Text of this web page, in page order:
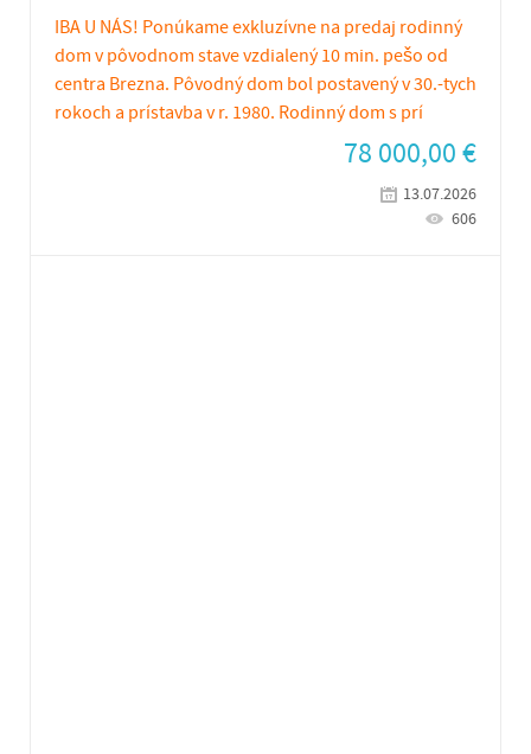
IBA U NÁS! Ponúkame exkluzívne na predaj rodinný
dom v pôvodnom stave vzdialený 10 min. pešo od
centra Brezna. Pôvodný dom bol postavený v 30.-tych
rokoch a prístavba v r. 1980. Rodinný dom s prí
78 000,00€
13.07.2026
606